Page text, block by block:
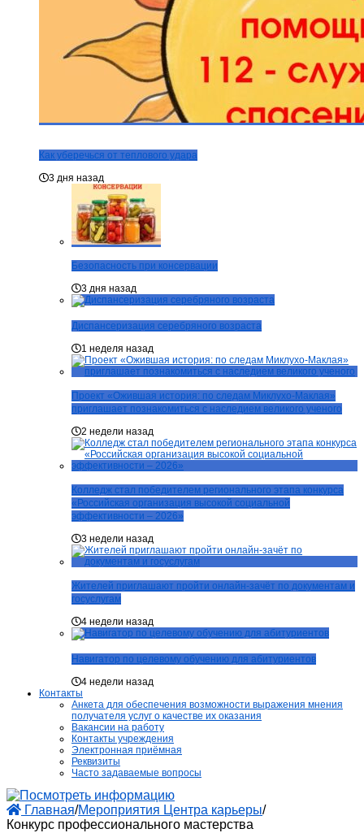
Как уберечься от теплового удара
3 дня назад
Безопасность при консервации
3 дня назад
Диспансеризация серебряного возраста
1 неделя назад
Проект «Ожившая история: по следам Миклухо-Маклая»
приглашает познакомиться с наследием великого ученого
2 недели назад
Колледж стал победителем регионального этапа конкурса
«Российская организация высокой социальной
эффективности – 2026»
3 недели назад
Жителей приглашают пройти онлайн-зачёт по документам и
госуслугам
4 недели назад
Навигатор по целевому обучению для абитуриентов
4 недели назад
Контакты
Анкета для обеспечения возможности выражения мнения
получателя услуг о качестве их оказания
Вакансии на работу
Контакты учреждения
Электронная приёмная
Реквизиты
Часто задаваемые вопросы
Главная/Мероприятия Центра карьеры/
Конкурс профессионального мастерства